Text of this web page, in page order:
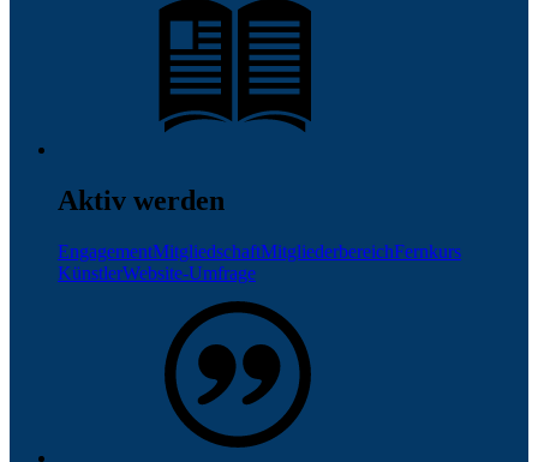
Aktiv werden
EngagementMitgliedschaftMitgliederbereichFernkurs
KünstlerWebsite-Umfrage